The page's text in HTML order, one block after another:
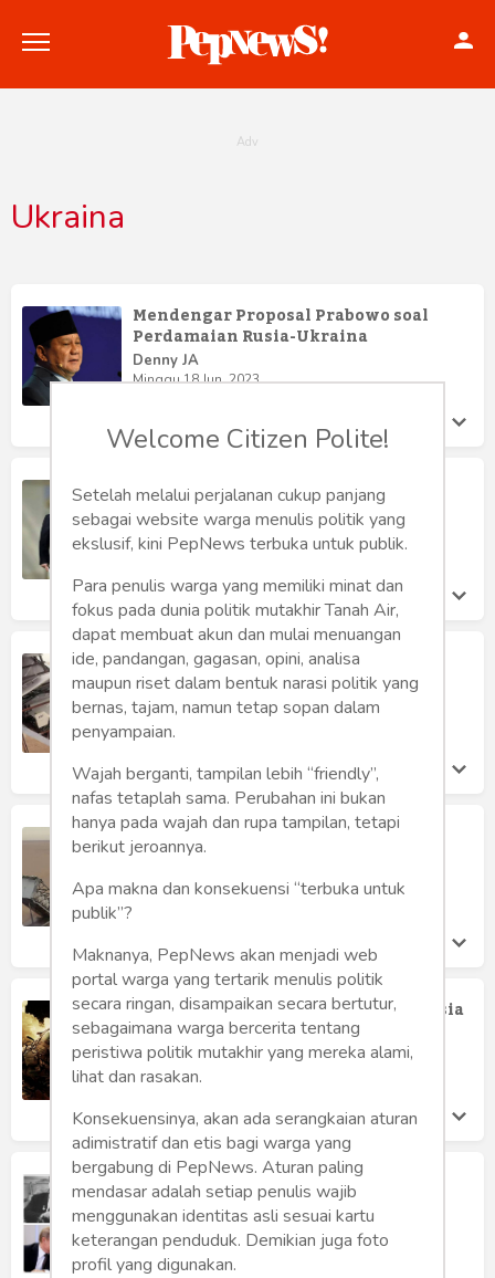
Hankam
Internasional
Humaniora
Sketsa
Tekno
Gaya
Wisata
Wanita
Ukraina
Mendengar Proposal Prabowo soal
Perdamaian Rusia-Ukraina
Denny JA
Minggu 18 Jun, 2023
Satu Tahun Perang Ukraina-Rusia,
Bagaimana Kelanjutannya?
Tengku Zulkifli Usman
Kamis 23 Feb, 2023
Pesawat Tempur MiG-29 Ukraina,
Diserempet Shahed-136
Kasihanto Anto
Jumat 14 Oct, 2022
Drone Kamikaze Iran Shahed-136
Menyerang Pelabuhan Odessa
Kasihanto Anto
Sabtu 24 Sep, 2022
AS dan Eropa "Mati Gaya" Hadapi Rusia
Tengku Zulkifli Usman
Kamis 21 Jul, 2022
Dari Bung Karno Hingga Jokowi
Trias Kuncahyono
Jumat 8 Jul, 2022
Welcome Citizen Polite!
Setelah melalui perjalanan cukup panjang
sebagai website warga menulis politik yang
ekslusif, kini PepNews terbuka untuk publik.
Para penulis warga yang memiliki minat dan
fokus pada dunia politik mutakhir Tanah Air,
dapat membuat akun dan mulai menuangan
ide, pandangan, gagasan, opini, analisa
maupun riset dalam bentuk narasi politik yang
bernas, tajam, namun tetap sopan dalam
penyampaian.
Wajah berganti, tampilan lebih “friendly”,
nafas tetaplah sama. Perubahan ini bukan
hanya pada wajah dan rupa tampilan, tetapi
berikut jeroannya.
Apa makna dan konsekuensi “terbuka untuk
publik”?
Maknanya, PepNews akan menjadi web
portal warga yang tertarik menulis politik
secara ringan, disampaikan secara bertutur,
sebagaimana warga bercerita tentang
peristiwa politik mutakhir yang mereka alami,
lihat dan rasakan.
Konsekuensinya, akan ada serangkaian aturan
adimistratif dan etis bagi warga yang
bergabung di PepNews. Aturan paling
mendasar adalah setiap penulis wajib
menggunakan identitas asli sesuai kartu
keterangan penduduk. Demikian juga foto
profil yang digunakan.